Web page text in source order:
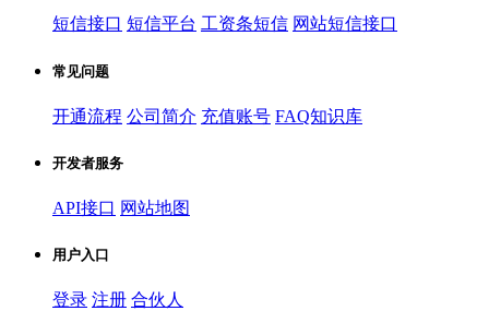
短信接口 短信平台 工资条短信 网站短信接口
常见问题
开通流程 公司简介 充值账号 FAQ知识库
开发者服务
API接口 网站地图
用户入口
登录 注册 合伙人